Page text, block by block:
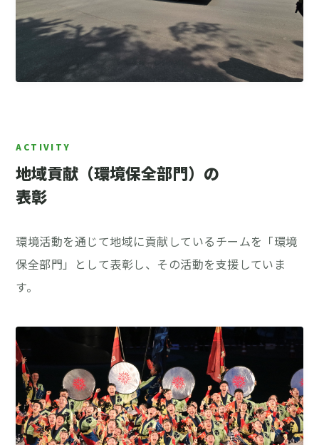
地域貢献（環境保全部門）の
表彰
環境活動を通じて地域に貢献しているチームを「環境
保全部門」として表彰し、その活動を支援していま
す。